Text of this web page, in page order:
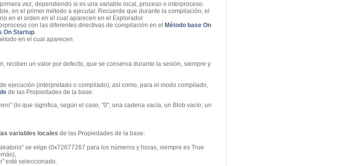
vez, dependiendo si es una variable local, proceso o interproceso.
en el primer método a ejecutar. Recuerde que durante la compilación, el
en el orden en el cual aparecen en el Explorador.
con las diferentes directivas de compilación en el
Método base On
On Startup.
en el cual aparecen.
un valor por defecto, que se conserva durante la sesión, siempre y
ejecución (interpretado o compilado), así como, para el modo compilado,
de las Propiedades de la base:
(lo que significa, según el caso, "0", una cadena vacía, un Blob vacío, un
variables locales de las Propiedades de la base:
se elige (0x72677267 para los números y horas, siempre es True
esté seleccionado.